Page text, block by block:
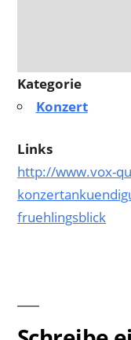
Kategorie
Konzert
Links
http://www.vox-
fruehlingsblick